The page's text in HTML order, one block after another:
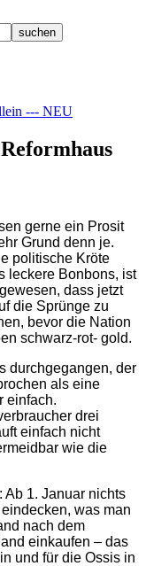
--- NEU
gerne ein Prosit
Grund denn je.
politische Kröte
leckere Bonbons, ist
dass jetzt
die Sprünge zu
bevor die Nation
schwarz-rot- gold.
durchgegangen, der
als eine
einfach.
drei
einfach nicht
wie die
Ab 1. Januar nichts
was man
nach dem
einkaufen – das
und für die Ossis in